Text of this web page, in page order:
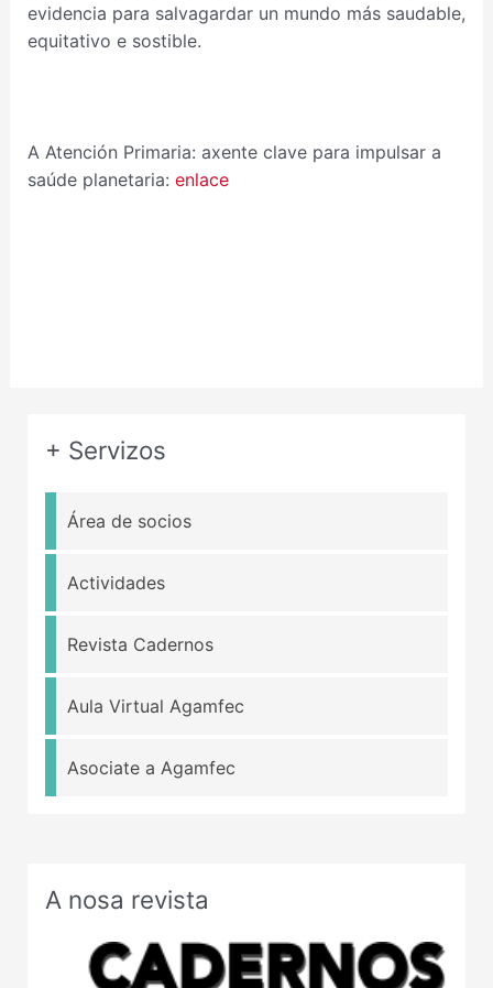
evidencia para salvagardar un mundo más saudable,
equitativo e sostible.
A Atención Primaria: axente clave para impulsar a
saúde planetaria: enlace
+ Servizos
Área de socios
Actividades
Revista Cadernos
Aula Virtual Agamfec
Asociate a Agamfec
A nosa revista